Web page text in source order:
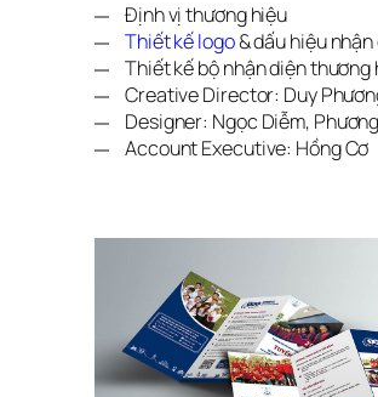
Định vị thương hiệu
Thiết kế logo& dấu hiệu nhận
Thiết kế bộ nhận diện thương
Creative Director: Duy
Designer: Ngọc Diễm,
Account Executive: Hồng Cơ